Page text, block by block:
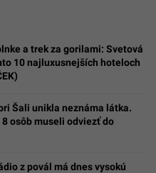
a trek za gorilami: Svetová
10 najluxusnejších hoteloch
Šali unikla neznáma látka.
osôb museli odviezť do
z povál má dnes vysokú